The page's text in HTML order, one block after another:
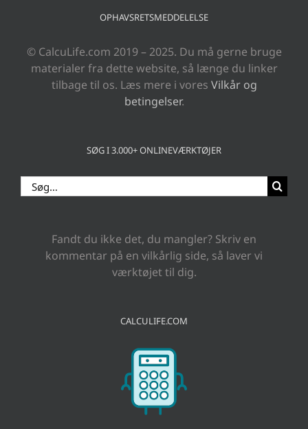
OPHAVSRETSMEDDELELSE
© CalcuLife.com 2019 – 2025. Du må gerne bruge
materialer fra dette website, så længe du linker
tilbage til os. Læs mere i vores Vilkår og
betingelser.
SØG I 3.000+ ONLINEVÆRKTØJER
Søg
efter:
Fandt du ikke det, du mangler? Skriv en
kommentar på en vilkårlig side, så laver vi
værktøjet til dig.
CALCULIFE.COM